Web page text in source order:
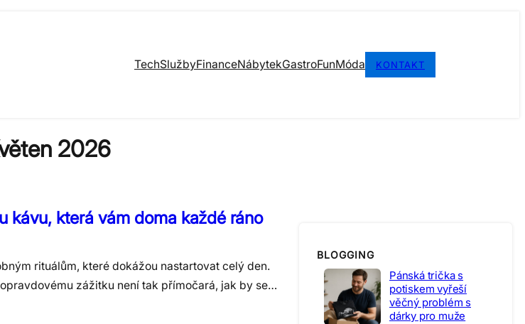
TechSlužbyFinanceNábytekGastroFunMóda KONTAKT
2026
kávu, která vám doma každé ráno
rituálům, které dokážou nastartovat celý den.
zážitku není tak přímočará, jak by se…
BLOGGING
Pánská trička s
potiskem vyřeší
věčný problém s
dárky pro muže